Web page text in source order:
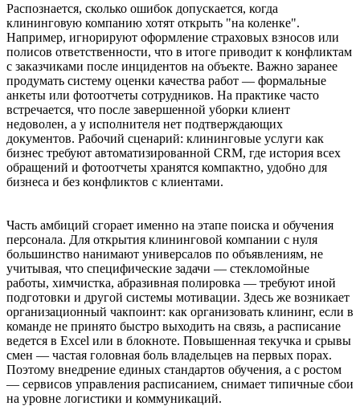
Распознается, сколько ошибок допускается, когда
клининговую компанию хотят открыть "на коленке".
Например, игнорируют оформление страховых взносов или
полисов ответственности, что в итоге приводит к конфликтам
с заказчиками после инцидентов на объекте. Важно заранее
продумать систему оценки качества работ — формальные
анкеты или фотоотчеты сотрудников. На практике часто
встречается, что после завершенной уборки клиент
недоволен, а у исполнителя нет подтверждающих
документов. Рабочий сценарий: клининговые услуги как
бизнес требуют автоматизированной CRM, где история всех
обращений и фотоотчеты хранятся компактно, удобно для
бизнеса и без конфликтов с клиентами.
Часть амбиций сгорает именно на этапе поиска и обучения
персонала. Для открытия клининговой компании с нуля
большинство нанимают универсалов по объявлениям, не
учитывая, что специфические задачи — стекломойные
работы, химчистка, абразивная полировка — требуют иной
подготовки и другой системы мотивации. Здесь же возникает
организационный чакпоинт: как организовать клининг, если в
команде не принято быстро выходить на связь, а расписание
ведется в Excel или в блокноте. Повышенная текучка и срывы
смен — частая головная боль владельцев на первых порах.
Поэтому внедрение единых стандартов обучения, а с ростом
— сервисов управления расписанием, снимает типичные сбои
на уровне логистики и коммуникаций.